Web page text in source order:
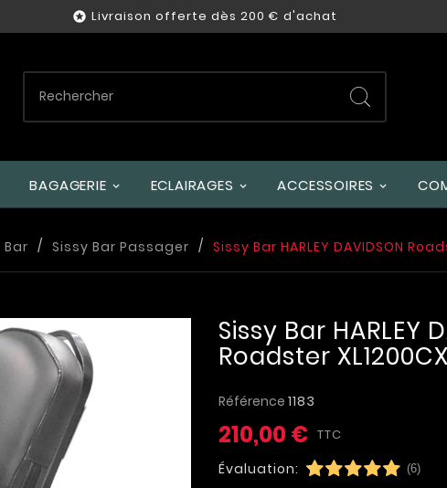
 Livraison offerte dès 200 € d'achat
BAGAGERIE ECLAIRAGES ACCESSOIRES
Bar Sissy Bar Passager Sissy Bar HARLEY DAVIDSON
Sissy Bar HARLEY
Roadster XL1200CX
Référence 1183
210,00 € TTC
Évaluation: (6)